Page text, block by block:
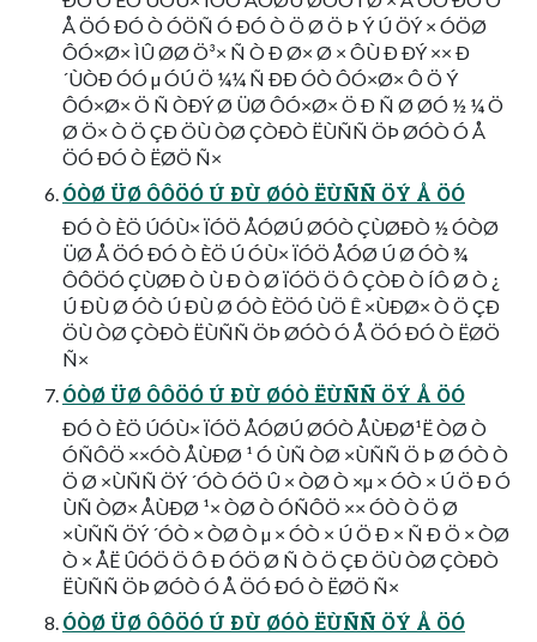
Å ÖÓ ÐÓ Ò ÓÖÑ Ó ÐÓ Ò Ö Ø Ö Þ Ý Ú ÖÝ × ÓÖØ
ÔÓ×Ø× ÌÛ ØØ Ö³× Ñ Ò Ð Ø× Ø × ÔÙ Ð ÐÝ ×× Ð
´ÙÒÐ ÓÓ µ ÓÚ Ö ¼¼ Ñ ÐÐ ÓÒ ÔÓ×Ø× Ô Ö Ý
ÔÓ×Ø× Ö Ñ ÒÐÝ Ø ÜØ ÔÓ×Ø× Ö Ð Ñ Ø ØÓ ½ ¼ Ö
Ø Ö× Ò Ö ÇÐ ÖÙ ÒØ ÇÒÐÒ ËÙÑÑ ÖÞ ØÓÒ Ó Å
ÖÓ ÐÓ Ò ËØÖ Ñ×
ÓÒØ ÜØ ÔÔÖÓ Ú ÐÙ ØÓÒ ËÙÑÑ ÖÝ Å ÖÓ
ÐÓ Ò ÈÖ ÚÓÙ× ÏÓÖ ÅÓØÚ ØÓÒ ÇÙØÐÒ ½ ÓÒØ
ÜØ Å ÖÓ ÐÓ Ò ÈÖ Ú ÓÙ× ÏÓÖ ÅÓØ Ú Ø ÓÒ ¾
ÔÔÖÓ ÇÙØÐ Ò Ù Ð Ò Ø ÏÓÖ Ö Ô ÇÒÐ Ò ÍÔ Ø Ò ¿
Ú ÐÙ Ø ÓÒ Ú ÐÙ Ø ÓÒ ÈÖÓ ÙÖ Ê ×ÙÐØ× Ò Ö ÇÐ
ÖÙ ÒØ ÇÒÐÒ ËÙÑÑ ÖÞ ØÓÒ Ó Å ÖÓ ÐÓ Ò ËØÖ
Ñ×
ÓÒØ ÜØ ÔÔÖÓ Ú ÐÙ ØÓÒ ËÙÑÑ ÖÝ Å ÖÓ
ÐÓ Ò ÈÖ ÚÓÙ× ÏÓÖ ÅÓØÚ ØÓÒ ÅÙÐØ¹Ë ÒØ Ò
ÓÑÔÖ ××ÓÒ ÅÙÐØ ¹ Ó ÙÑ ÒØ ×ÙÑÑ Ö Þ Ø ÓÒ Ò
Ö Ø ×ÙÑÑ ÖÝ ´ÓÒ ÓÖ Û × ÒØ Ò ×µ × ÓÒ × Ú Ö Ð Ó
ÙÑ ÒØ× ÅÙÐØ ¹× ÒØ Ò ÓÑÔÖ ×× ÓÒ Ò Ö Ø
×ÙÑÑ ÖÝ ´ÓÒ × ÒØ Ò µ × ÓÒ × Ú Ö Ð × Ñ Ð Ö × ÒØ
Ò × ÅË ÛÓÖ Ö Ô Ð ÓÖ Ø Ñ Ò Ö ÇÐ ÖÙ ÒØ ÇÒÐÒ
ËÙÑÑ ÖÞ ØÓÒ Ó Å ÖÓ ÐÓ Ò ËØÖ Ñ×
ÓÒØ ÜØ ÔÔÖÓ Ú ÐÙ ØÓÒ ËÙÑÑ ÖÝ Å ÖÓ